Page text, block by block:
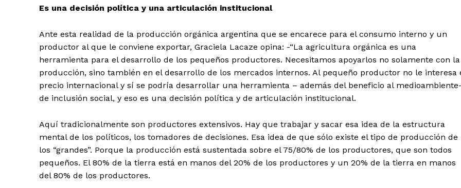
Es una decisión política y una articulación institucional
Ante esta realidad de la producción orgánica argentina que se encarece para el consumo interno y un
productor al que le conviene exportar, Graciela Lacaze opina: -“La agricultura orgánica es una
herramienta para el desarrollo de los pequeños productores. Necesitamos apoyarlos no solamente con la
producción, sino también en el desarrollo de los mercados internos. Al pequeño productor no le interesa
precio internacional y sí se podría desarrollar una herramienta – además del beneficio al
de inclusión social, y eso es una decisión política y de articulación institucional.
Aquí tradicionalmente son productores extensivos. Hay que trabajar y sacar esa idea de la estructura
mental de los políticos, los tomadores de decisiones. Esa idea de que sólo existe el tipo de producción de
los “grandes”. Porque la producción está sustentada sobre el 75/80% de los productores, que son todos
pequeños. El 80% de la tierra está en manos del 20% de los productores y un 20% de la tierra en manos
del 80% de los productores.